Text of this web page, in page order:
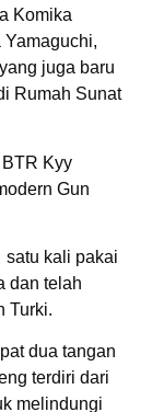
Komika
Yamaguchi,
juga baru
Rumah Sunat
Kyy
Gun
satu kali pakai
dan telah
Turki.
dua tangan
terdiri dari
melindungi